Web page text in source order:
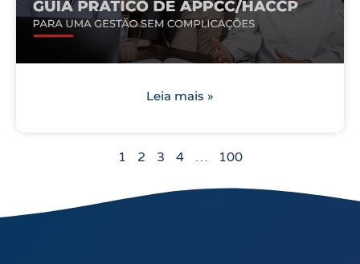
Leia mais »
1 2 3 4 … 100